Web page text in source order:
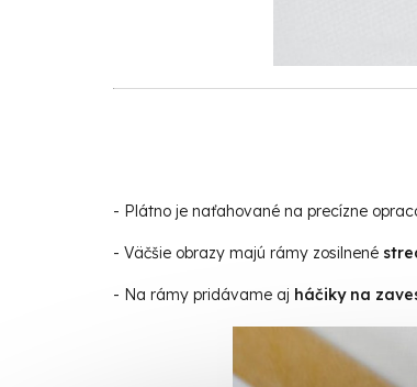
- Plátno je naťahované na precízne
- Väčšie obrazy majú rámy zosilnené
- Na rámy pridávame aj háčiky na